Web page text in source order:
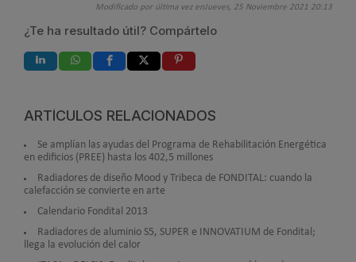
Modificado por última vez enJueves, 25 Noviembre 2021 20:13
¿Te ha resultado útil? Compártelo
ARTÍCULOS RELACIONADOS
Se amplían las ayudas del Programa de Rehabilitación Energética
en edificios (PREE) hasta los 402,5 millones
Radiadores de diseño Mood y Tribeca de FONDITAL: cuando la
calefacción se convierte en arte
Calendario Fondital 2013
Radiadores de aluminio S5, SUPER e INNOVATIUM de Fondital;
llega la evolución del calor